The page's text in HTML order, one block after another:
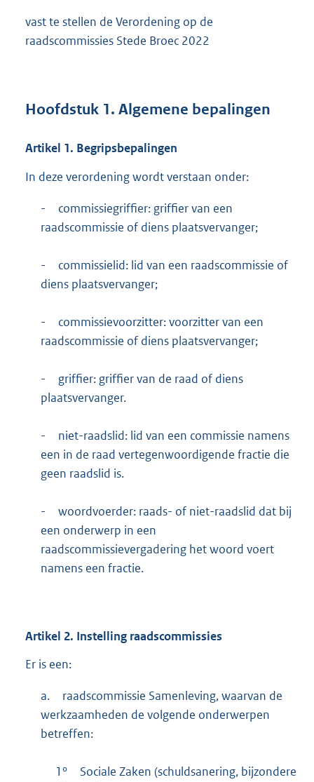
vast te stellen de Verordening op de
raadscommissies Stede Broec 2022
Hoofdstuk 1. Algemene bepalingen
Artikel 1. Begripsbepalingen
In deze verordening wordt verstaan onder:
-
commissiegriffier: griffier van een
raadscommissie of diens plaatsvervanger;
-
commissielid: lid van een raadscommissie of
diens plaatsvervanger;
-
commissievoorzitter: voorzitter van een
raadscommissie of diens plaatsvervanger;
-
griffier: griffier van de raad of diens
plaatsvervanger.
-
niet-raadslid: lid van een commissie namens
een in de raad vertegenwoordigende fractie die
geen raadslid is.
-
woordvoerder: raads- of niet-raadslid dat bij
een onderwerp in een
raadscommissievergadering het woord voert
namens een fractie.
Artikel 2. Instelling raadscommissies
Er is een:
a.
raadscommissie Samenleving, waarvan de
werkzaamheden de volgende onderwerpen
betreffen:
1°
Sociale Zaken (schuldsanering, bijzondere